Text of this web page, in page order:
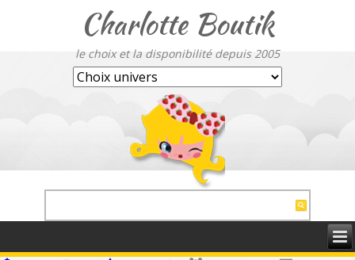
Charlotte Boutik
le choix et la disponibilité depuis 2005